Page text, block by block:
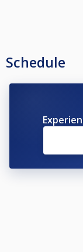
Schedule